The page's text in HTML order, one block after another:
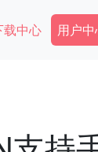
载中心 用户中